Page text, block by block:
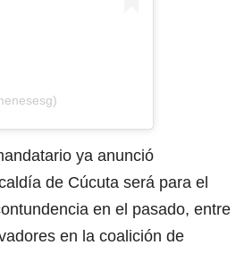
ya anunció
de Cúcuta será para el
en el pasado, entre
en la coalición de